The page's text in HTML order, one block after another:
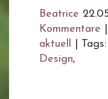
Beatrice
Kommentare
aktuell
Tags:
Design,